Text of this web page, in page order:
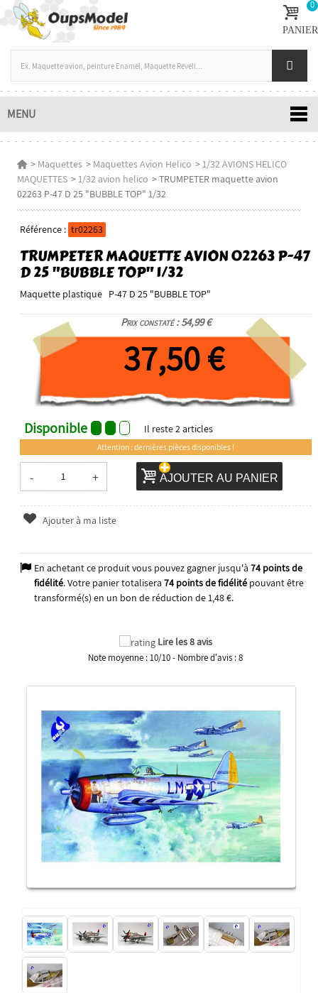
0
PANIER
MENU
> Maquettes > Maquettes Avion Helico >1/32 AVIONS HELICO
MAQUETTES >1/32 avion helico >TRUMPETER maquette avion
02263 P-47 D 25 "BUBBLE TOP" 1/32
Référence : tr02263
TRUMPETER MAQUETTE AVION 02263 P-47
D 25 "BUBBLE TOP" 1/32
Maquette plastique P-47 D 25 "BUBBLE TOP"
Prix constaté : 54,99 €
37,50 €
Disponible Il reste2articles
Attention : dernières pièces disponibles !
- + AJOUTER AU PANIER
Ajouter à ma liste
En achetant ce produit vous pouvez gagner jusqu'à 74points de
fidélité. Votre panier totalisera 74points de fidélitépouvant être
transformé(s) en un bon de réduction de1,48 €.
Lire les 8 avis
Note moyenne :10/10- Nombre d'avis :8